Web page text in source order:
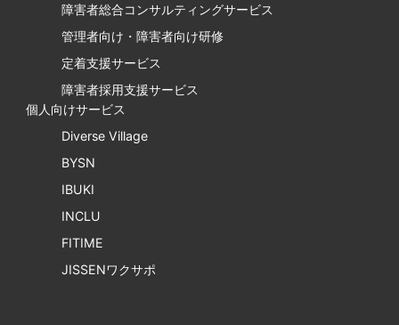
障害者総合コンサルティングサービス
管理者向け・障害者向け研修
定着支援サービス
障害者採用支援サービス
個人向けサービス
Diverse Village
BYSN
IBUKI
INCLU
FITIME
JISSENワクサポ